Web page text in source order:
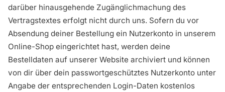
darüber hinausgehende Zugänglichmachung des
Vertragstextes erfolgt nicht durch uns. Sofern du vor
Absendung deiner Bestellung ein Nutzerkonto in unserem
Online-Shop eingerichtet hast, werden deine
Bestelldaten auf unserer Website archiviert und können
von dir über dein passwortgeschütztes Nutzerkonto unter
Angabe der entsprechenden Login-Daten kostenlos